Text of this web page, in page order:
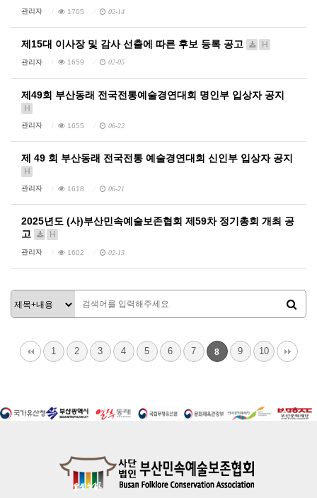
관리자 1705 02-14
제15대 이사장 및 감사 선출에 따른 후보 등록 공고 H
관리자 1659 02-05
제49회 부산동래 전국전통예술경연대회 명인부 입상자 공지
H
관리자 1655 06-22
제 49 회 부산동래 전국전통 예술경연대회 신인부 입상자 공지
H
관리자 1618 06-21
2025년도 (사)부산민속예술보존협회 제59차 정기총회 개최 공
고
H
관리자 1602 02-13
1 2 3 4 5 6 7 8 9 10